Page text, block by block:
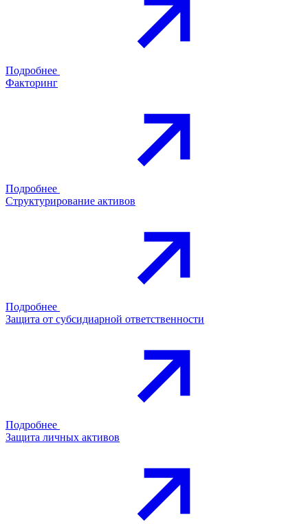
Подробнее
Факторинг
Подробнее
Структурирование активов
Подробнее
Защита от субсидиарной ответственности
Подробнее
Защита личных активов